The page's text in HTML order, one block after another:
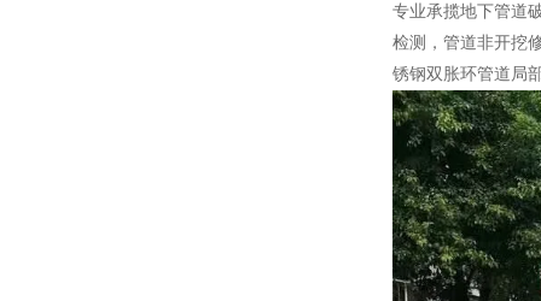
专业承揽地下管道
检测，管道非开挖
锈钢双胀环管道局